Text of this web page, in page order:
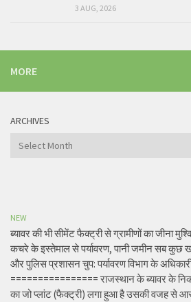
3 AUG, 2026
MORE
ARCHIVES
Archives
NEW
ब्यावर की भी सीमेंट फैक्ट्री से ग्रामीणों का जीना
कचरे के इस्तेमाल से पर्यावरण, पानी जमीन सब कुछ
और पुलिस प्रशासन चुप: पर्यावरण विभाग के
================ राजस्थान के ब्यावर के
का जो प्लांट (फैक्ट्री) लगा हुआ है उसकी वजह से